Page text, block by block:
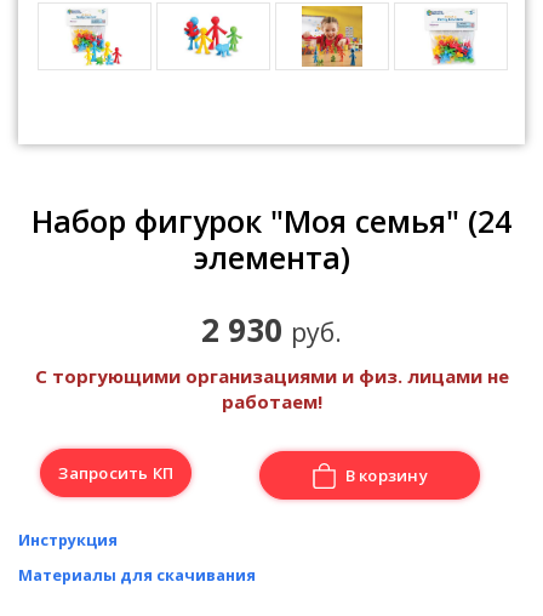
Набор фигурок "Моя семья" (24
элемента)
2 930 руб.
С торгующими организациями и физ. лицами не
работаем!
Запросить КП В корзину
Инструкция
Материалы для скачивания